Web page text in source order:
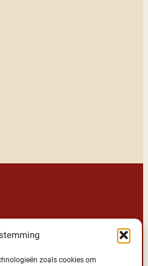
zoals cookies om